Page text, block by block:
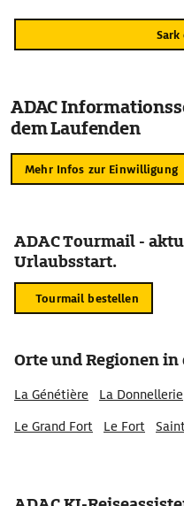
Sark
ADAC
dem Laufenden
Mehr Infos zur Einwilligung
ADAC Tourmail -
Urlaubsstart.
Tourmail bestellen
Orte und Regionen in
La Génétière La Donnellerie
Le Grand Fort
Le Fort